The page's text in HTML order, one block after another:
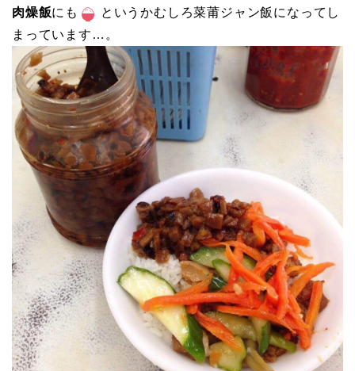
肉燥飯にも
というかむしろ菜莆ジャン飯になってし
まっています…。